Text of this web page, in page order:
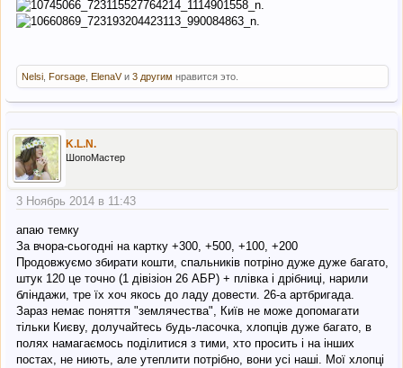
Nelsi Forsage ElenaVи 3 другим нравится это.
K.L.N.
ШопоМастер
3 Ноябрь 2014 в 11:43
апаю темку
За вчора-сьогодні на картку +300, +500, +100, +200
Продовжуємо збирати кошти, спальників потріно дуже дуже багато,
штук 120 це точно (1 дівізіон 26 АБР) + плівка і дрібниці, нарили
бліндажи, тре їх хоч якось до ладу довести. 26-а артбригада.
Зараз немає поняття "землячества", Київ не може допомагати
тільки Києву, долучайтесь будь-ласочка, хлопців дуже багато, в
полях намагаємось поділитися з тими, хто просить і на інших
постах, не ниють, але утеплити потрібно, вони усі наші. Мої хлопці